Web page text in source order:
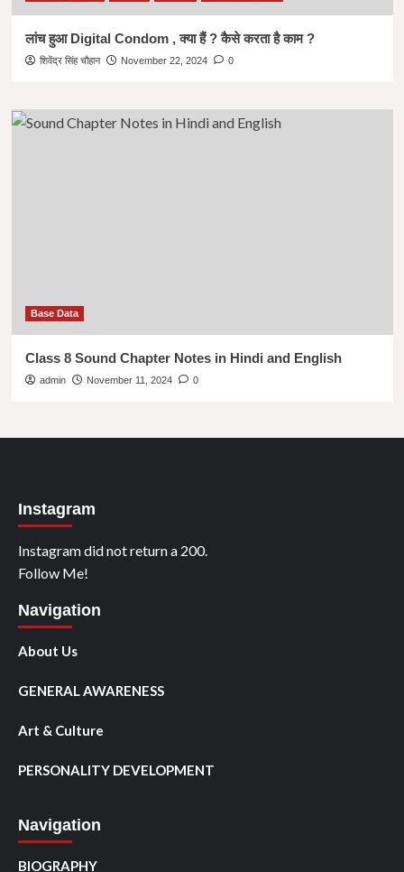
लांच हुआ Digital Condom , क्या हैं ? कैसे करता है काम ?
शिवेंद्र सिंह चौहान November 22, 2024 0
Base Data
Class 8 Sound Chapter Notes in Hindi and English
admin November 11, 2024 0
Instagram
Instagram did not return a 200.
Follow Me!
Navigation
About Us
GENERAL AWARENESS
Art & Culture
PERSONALITY DEVELOPMENT
Navigation
BIOGRAPHY